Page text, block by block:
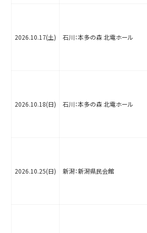
2026.10.17(土) 石川：本多の森 北電ホール
2026.10.18(日) 石川：本多の森 北電ホール
2026.10.25(日) 新潟：新潟県民会館